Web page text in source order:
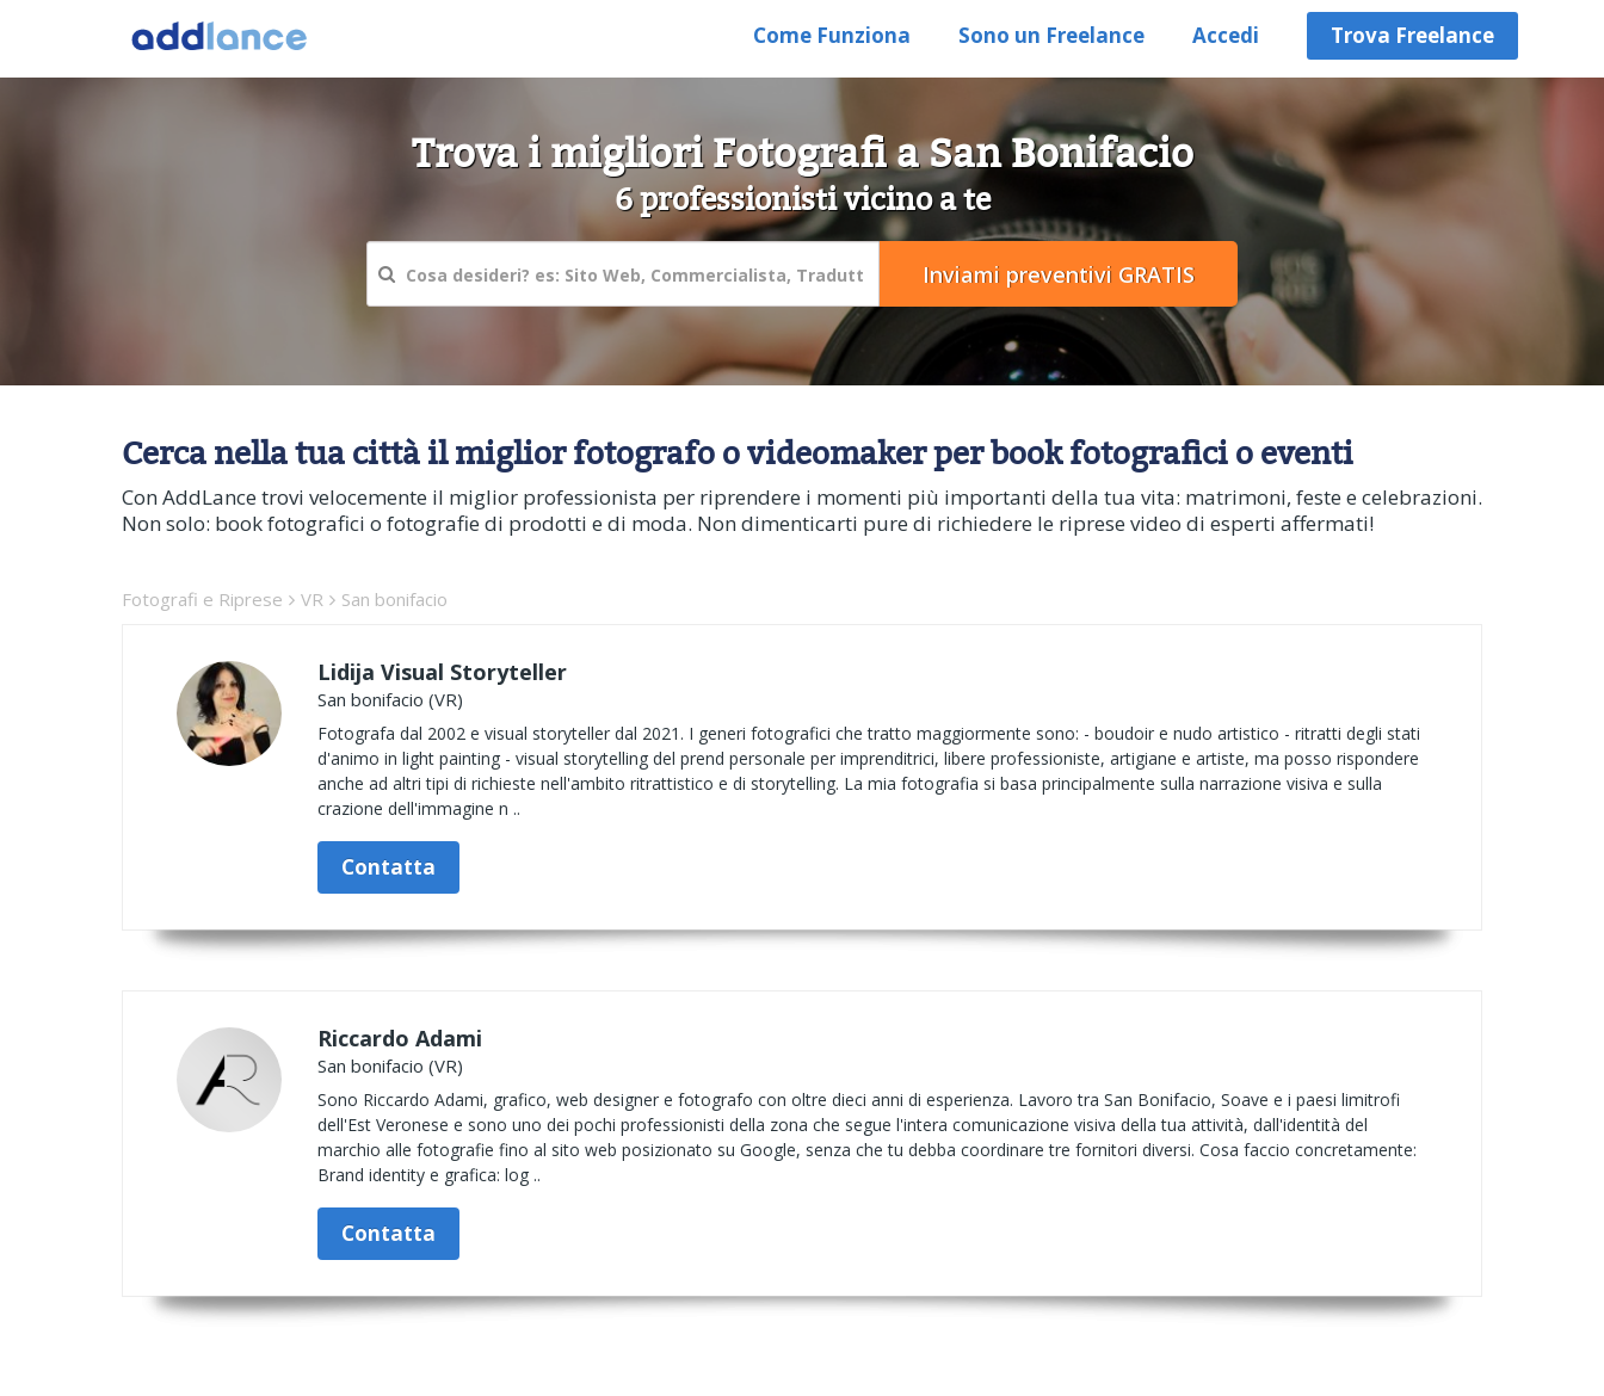
Come Funziona Sono un Freelance Accedi Trova Freelance
Trova i migliori Fotografi a San Bonifacio
6 professionisti vicino a te
Cerca nella tua città il miglior fotografo o videomaker per book fotografici o eventi
Con AddLance trovi velocemente il miglior professionista per riprendere i momenti più importanti della tua vita: matrimoni, feste e celebrazioni.
Non solo: book fotografici o fotografie di prodotti e di moda. Non dimenticarti pure di richiedere le riprese video di esperti affermati!
Fotografi e Riprese VR San bonifacio
Lidija Visual Storyteller
San bonifacio (VR)
Fotografa dal 2002 e visual storyteller dal 2021. I generi fotografici che tratto maggiormente sono: - boudoir e nudo artistico - ritratti degli stati
d'animo in light painting - visual storytelling del prend personale per imprenditrici, libere professioniste, artigiane e artiste, ma posso rispondere
anche ad altri tipi di richieste nell'ambito ritrattistico e di storytelling. La mia fotografia si basa principalmente sulla narrazione visiva e sulla
crazione dell'immagine n ..
Contatta
Riccardo Adami
San bonifacio (VR)
Sono Riccardo Adami, grafico, web designer e fotografo con oltre dieci anni di esperienza. Lavoro tra San Bonifacio, Soave e i paesi limitrofi
dell'Est Veronese e sono uno dei pochi professionisti della zona che segue l'intera comunicazione visiva della tua attività, dall'identità del
marchio alle fotografie fino al sito web posizionato su Google, senza che tu debba coordinare tre fornitori diversi. Cosa faccio concretamente:
Brand identity e grafica: log ..
Contatta